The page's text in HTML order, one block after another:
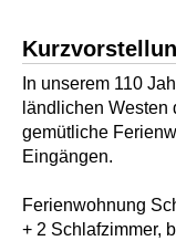
In unserem 110
ländlichen Westen
gemütliche
Eingängen.
Ferienwohnung
+ 2 Schlafzimmer,